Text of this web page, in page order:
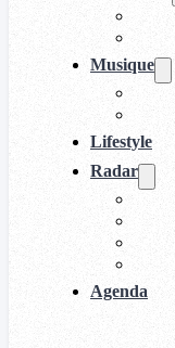
Musique
Lifestyle
Radar
Agenda